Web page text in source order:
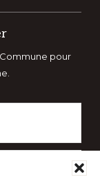
pour